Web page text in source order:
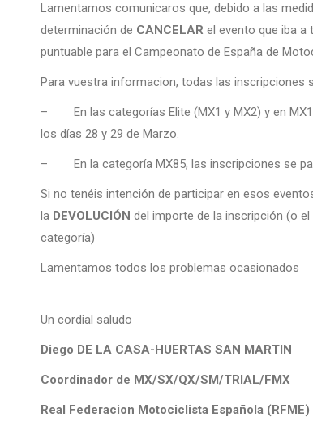
Lamentamos comunicaros que, debido a las
determinación de CANCELAR el evento que iba a
puntuable para el Campeonato de España de
Para vuestra informacion, todas las inscripciones
– En las categorías Elite (MX1 y MX2) y en
los días 28 y 29 de Marzo.
– En la categoría MX85, las inscripciones se
Si no tenéis intención de participar en esos
la DEVOLUCIÓN del importe de la inscripción (o
categoría)
Lamentamos todos los problemas ocasionados
Un cordial saludo
Diego DE LA CASA-HUERTAS SAN MARTIN
Coordinador de MX/SX/QX/SM/TRIAL/FMX
Real Federacion Motociclista Española (RFME)